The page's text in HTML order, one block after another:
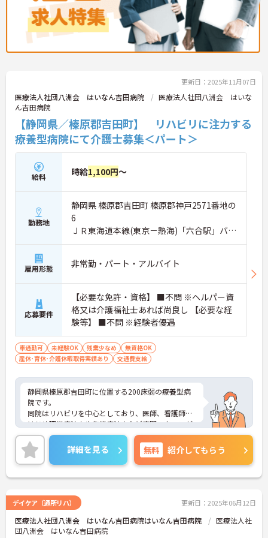
更新日：2025年11月07日
医療法人社団八洲会 はいなん吉田病院
医療法人社団八洲会 はいな
ん吉田病院
【静岡県／榛原郡吉田町】 リハビリに注力する
療養型病院にて介護士募集＜パート＞
給料 時給1,100円～
勤務地
静岡県 榛原郡吉田町 榛原郡神戸2571番地の
6
ＪＲ東海道本線(東京－熱海)「六合駅」バ
ス・車20分
雇用形態 非常勤・パート・アルバイト
応募要件
【必要な免許・資格】 ■不問 ※ヘルパー資
格又は介護福祉士あれば尚良し 【必要な経
験等】 ■不問 ※経験者優遇
車通勤可 未経験OK 残業少なめ
無資格OK
産休･育休･介護休暇取得実績あり
交通費支給
静岡県榛原郡吉田町に位置する200床弱の療養型病
院です。
同院はリハビリを中心としており、医師、看護師を
はじめ理学療法士や作業療法士など専門スタッフが
連携して地域の医療・福祉に貢献しています。
充実した福利厚生が整っており、働きやすい環境で
す。
ご興味ある方には、面接対策ポイントなど、さらに
詳細をお話しいたしますのでお気軽にご相談くださ
詳細を見る 無料 紹介してもらう
デイケア（通所リハ） 更新日：2025年06月12日
医療法人社団八洲会 はいなん吉田病院はいなん吉田病院
医療法人社
団八洲会 はいなん吉田病院